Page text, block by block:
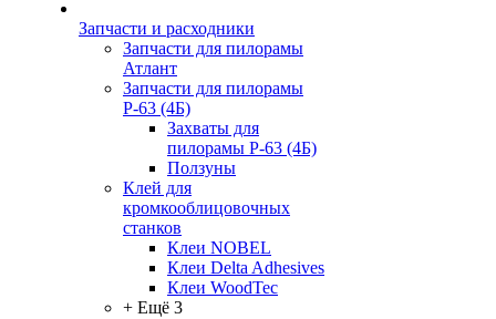
Запчасти и расходники
Запчасти для пилорамы
Атлант
Запчасти для пилорамы
Р-63 (4Б)
Захваты для
пилорамы Р-63 (4Б)
Ползуны
Клей для
кромкооблицовочных
станков
Клеи NOBEL
Клеи Delta Adhesives
Клеи WoodTec
+ Ещё 3